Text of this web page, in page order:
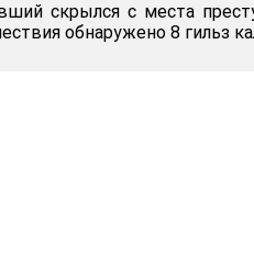
скрылся с места
обнаружено 8 гильз